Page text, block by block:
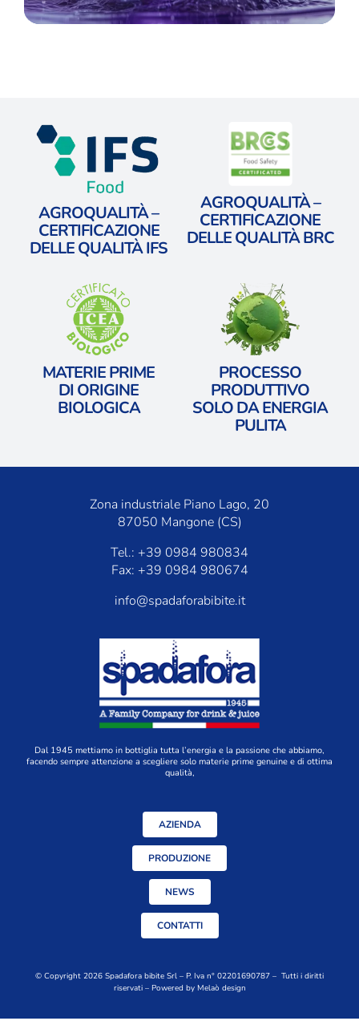
AGROQUALITÀ –
CERTIFICAZIONE
DELLE QUALITÀ IFS
AGROQUALITÀ –
CERTIFICAZIONE
DELLE QUALITÀ BRC
MATERIE PRIME
​DI ORIGINE
BIOLOGICA
PROCESSO
PRODUTTIVO
​SOLO DA ENERGIA
PULITA
Zona industriale Piano Lago, 20
87050 Mangone (CS)
Tel.: +39 0984 980834
Fax: +39 0984 980674
info@spadaforabibite.it
Dal 1945 mettiamo in bottiglia tutta l’energia e la passione che abbiamo,
facendo sempre attenzione a scegliere solo materie prime genuine e di ottima
qualità,
AZIENDA
PRODUZIONE
NEWS
CONTATTI
© Copyright 2026 Spadafora bibite Srl – P. Iva n° 02201690787 – Tutti i diritti
riservati – Powered by Melaò design